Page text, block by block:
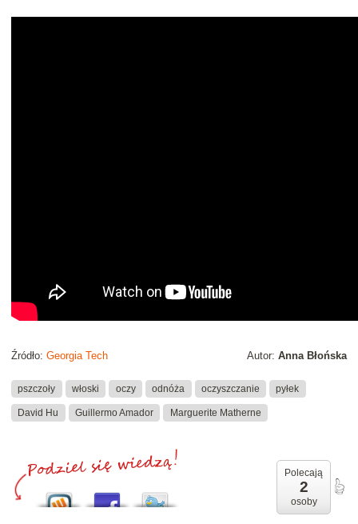
Autor: Anna Błońska
Źródło: Georgia Tech
pszczoły włoski oczy odnóża oczyszczanie pyłek
David Hu Guillermo Amador Marguerite Matherne
Polecają
2
osoby